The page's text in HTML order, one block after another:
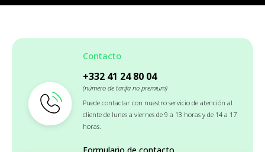
Contacto
+332 41 24 80 04
(número de tarifa no premium)
Puede contactar con nuestro servicio de atención al
cliente de lunes a viernes de 9 a 13 horas y de 14 a 17
horas.
Formulario de contacto